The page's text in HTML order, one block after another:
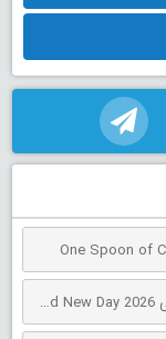
دانلود فیلم مرد عنکبوتی: روز کاملاً جدید دوبله فارسی Spider-Man: Brand New Day 2026